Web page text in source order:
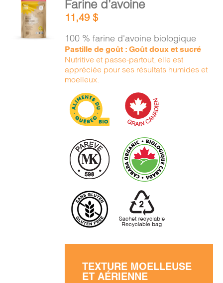
PANIER
EN
AU
PANIER
DÉTAILS
Farine d’avoine
11,49$
100 % farine d'avoine biologique
Pastille de goût : Goût doux et sucré
Nutritive et passe-partout, elle est
appréciée pour ses résultats humides et
moelleux.
TEXTURE MOELLEUSE
ET AÉRIENNE